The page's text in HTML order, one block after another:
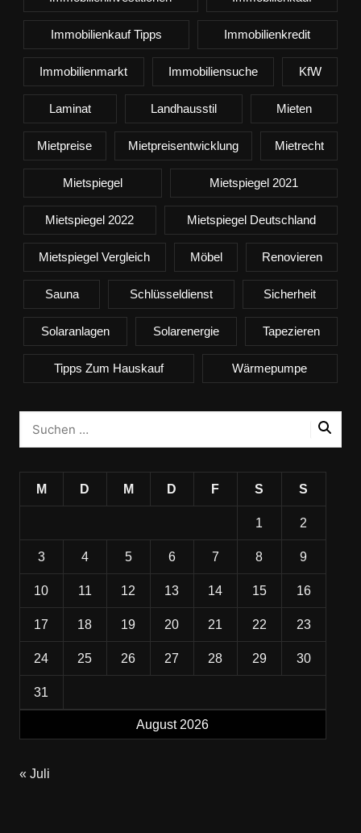
Immobilienkauf Tipps Immobilienkredit
Immobilienmarkt Immobiliensuche KfW
Laminat Landhausstil Mieten
Mietpreise Mietpreisentwicklung Mietrecht
Mietspiegel Mietspiegel 2021
Mietspiegel 2022 Mietspiegel Deutschland
Mietspiegel Vergleich Möbel Renovieren
Sauna Schlüsseldienst Sicherheit
Solaranlagen Solarenergie Tapezieren
Tipps Zum Hauskauf Wärmepumpe
August 2026
M D M D F S S
1 2
3 4 5 6 7 8 9
10 11 12 13 14 15 16
17 18 19 20 21 22 23
24 25 26 27 28 29 30
31
« Juli